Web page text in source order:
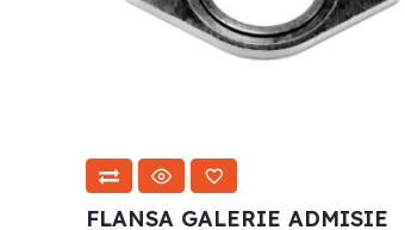
FLANSA GALERIE ADMISIE